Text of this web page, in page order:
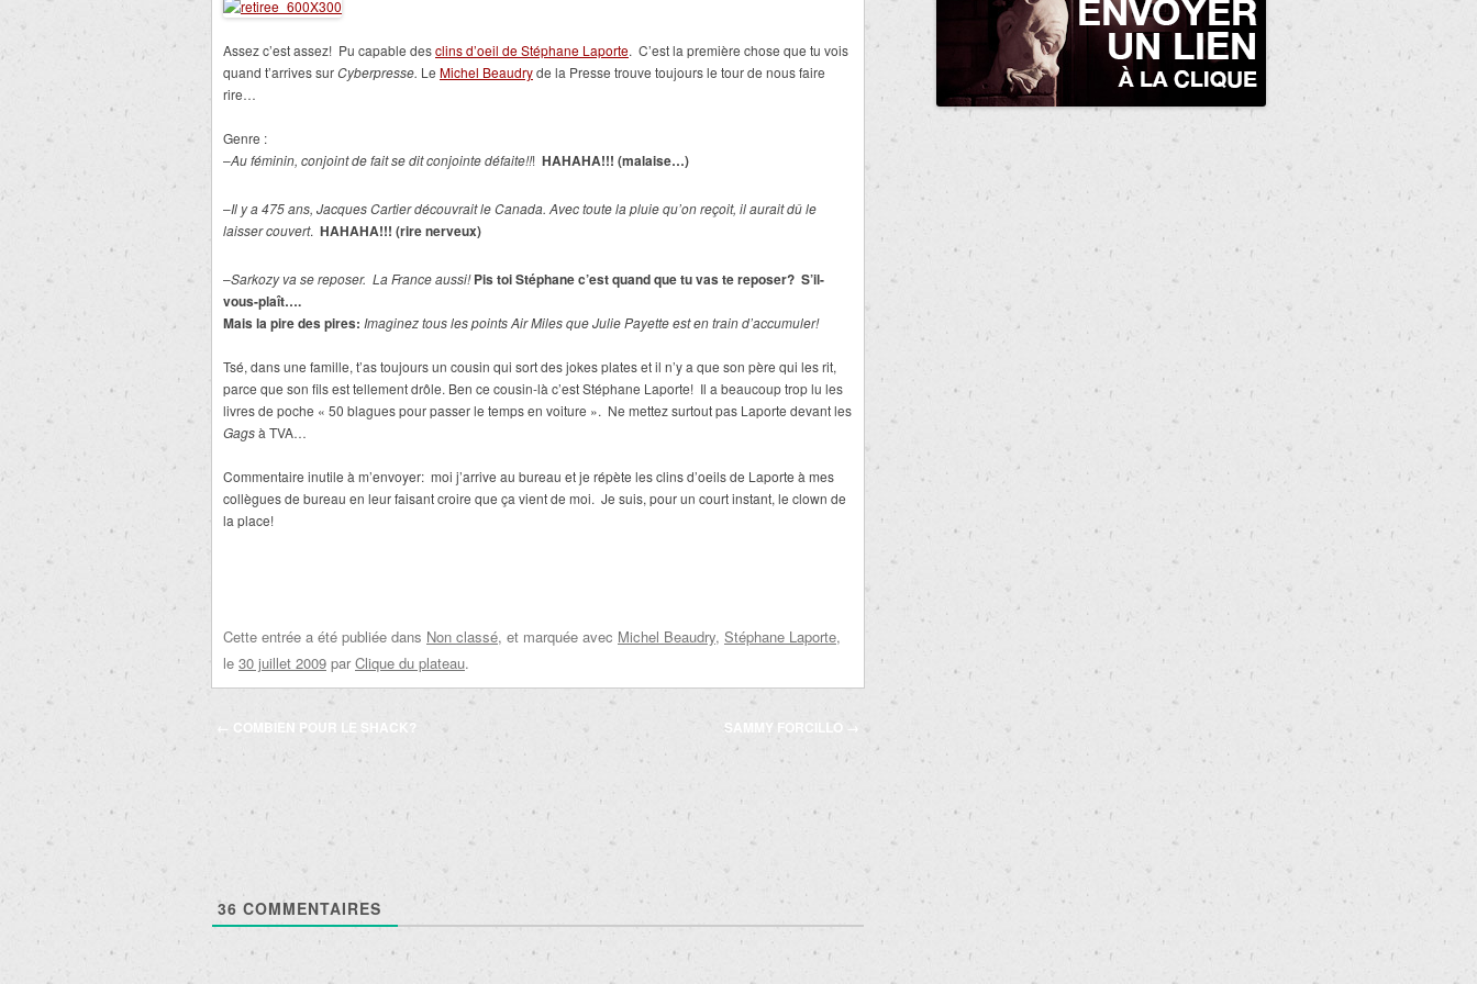
Assez c’est assez! Pu capable desclins d’oeil de Stéphane Laporte. C’est la première chose que tu vois
quand t’arrives surCyberpresse. Le Michel Beaudryde la Presse trouve toujours le tour de nous faire
rire…
Genre :
–Au féminin, conjoint de fait se dit conjointe défaite!!! HAHAHA!!! (malaise…)
–Il y a 475 ans, Jacques Cartier découvrait le Canada. Avec toute la pluie qu’on reçoit, il aurait dû le
laisser couvert. HAHAHA!!! (rire nerveux)
–Sarkozy va se reposer. La France aussi!Pis toi Stéphane c’est quand que tu vas te reposer? S’il-
vous-plaît….
Mais la pire des pires: Imaginez tous les points Air Miles que Julie Payette est en train d’accumuler!
Tsé, dans une famille, t’as toujours un cousin qui sort des jokes plates et il n’y a que son père qui les rit,
parce que son fils est tellement drôle. Ben ce cousin-là c’est Stéphane Laporte! Il a beaucoup trop lu les
livres de poche « 50 blagues pour passer le temps en voiture ». Ne mettez surtout pas Laporte devant les
Gagsà TVA…
Commentaire inutile à m’envoyer: moi j’arrive au bureau et je répète les clins d’oeils de Laporte à mes
collègues de bureau en leur faisant croire que ça vient de moi. Je suis, pour un court instant, le clown de
la place!
Cette entrée a été publiée dans Non classé, et marquée avec Michel Beaudry, Stéphane Laporte,
le 30 juillet 2009 par Clique du plateau.
Navigation
des
← COMBIEN POUR LE SHACK? SAMMY FORCILLO →
36 COMMENTAIRES